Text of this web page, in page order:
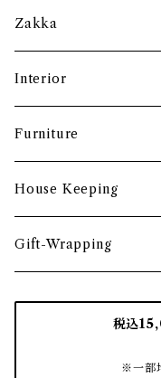
土鍋・お鍋まわり
グラス・タンブラー
酒器
食卓小物
カトラリー
箸・箸置き
ポット
カップ・ソーサー・マグ
茶托・銘々皿
トレイ・コースター
お盆
茶筒
ペーパーウェイト
ペントレー
ペーパーツール
文房具収納
遊印
インクパッド
Zakka
和ろうそく
ポーチ
Interior
バスケット
鏡・ミラー
フック
花器
Furniture
デスク・スツール
本棚・収納棚
House Keeping
たわし
ほうき
Gift-Wrapping
税込
※一部